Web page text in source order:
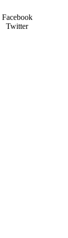
Facebook
Twitter